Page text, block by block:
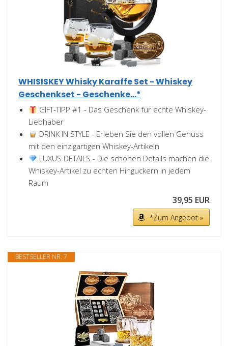
WHISISKEY Whisky Karaffe Set - Whiskey
Geschenkset - Geschenke...*
GIFT-TIPP #1 - Das Geschenk für echte Whiskey-
Liebhaber
DRINK IN STYLE - Erleben Sie den vollen Genuss
mit den einzigartigen Whiskey-Artikeln
LUXUS DETAILS - Die schönen Details machen die
Whiskey-Artikel zu echten Hinguckern in jedem
Raum
39,95 EUR
*Zum Angebot »
BESTSELLER NR. 7